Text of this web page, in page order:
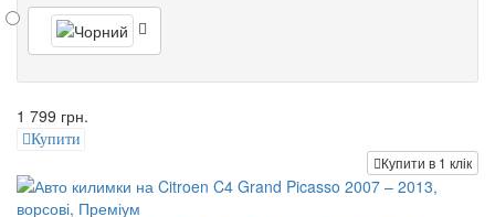
1 799 грн.
Купити
Купити в 1 клік